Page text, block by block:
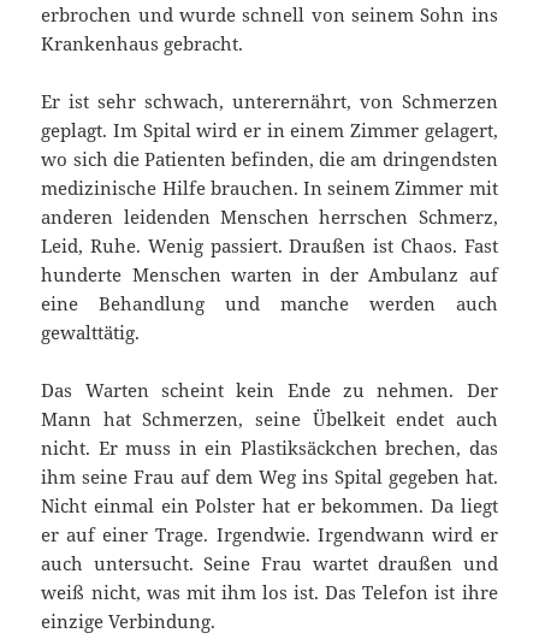
erbrochen und wurde schnell von seinem Sohn ins
Krankenhaus gebracht.
Er ist sehr schwach, unterernährt, von Schmerzen
geplagt. Im Spital wird er in einem Zimmer gelagert,
wo sich die Patienten befinden, die am dringendsten
medizinische Hilfe brauchen. In seinem Zimmer mit
anderen leidenden Menschen herrschen Schmerz,
Leid, Ruhe. Wenig passiert. Draußen ist Chaos. Fast
hunderte Menschen warten in der Ambulanz auf
eine Behandlung und manche werden auch
gewalttätig.
Das Warten scheint kein Ende zu nehmen. Der
Mann hat Schmerzen, seine Übelkeit endet auch
nicht. Er muss in ein Plastiksäckchen brechen, das
ihm seine Frau auf dem Weg ins Spital gegeben hat.
Nicht einmal ein Polster hat er bekommen. Da liegt
er auf einer Trage. Irgendwie. Irgendwann wird er
auch untersucht. Seine Frau wartet draußen und
weiß nicht, was mit ihm los ist. Das Telefon ist ihre
einzige Verbindung.